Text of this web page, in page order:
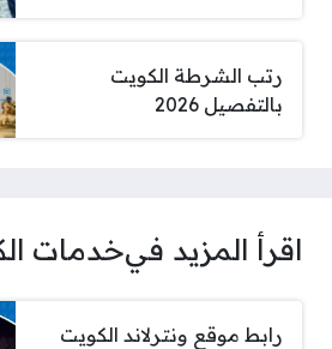
رتب الشرطة الكويت
بالتفصيل 2026
اقرأ المزيد فيخدمات
رابط موقع ونترلاند الكويت